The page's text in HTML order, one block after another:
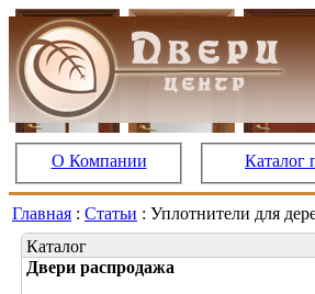
О Компании Каталог
Главная : Статьи : Уплотнители для
Каталог
Двери распродажа